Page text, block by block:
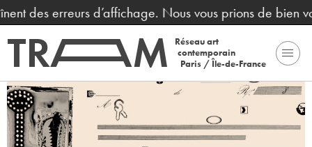
des erreurs d’affichage. Nous vous prions de bien
Réseau art
contemporain
Paris / Île-de-France